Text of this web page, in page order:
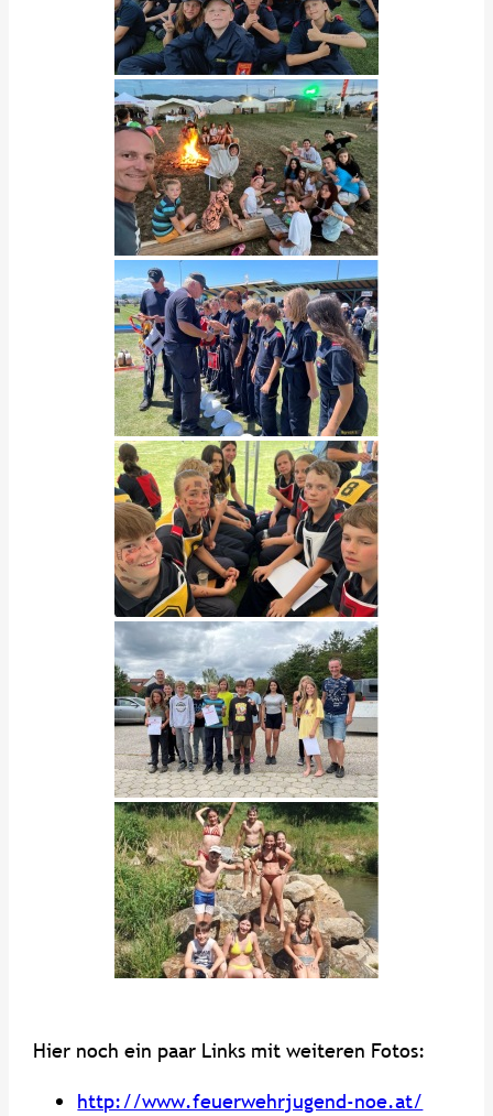
Hier noch ein paar Links mit weiteren Fotos:
http://www.feuerwehrjugend-noe.at/